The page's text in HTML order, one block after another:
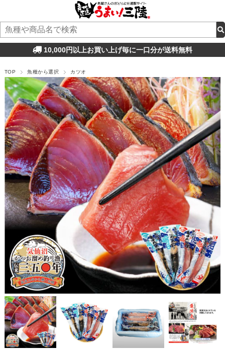
10,000円以上お買い上げ毎に一口分が送料無料
TOP 魚種から選択 カツオ